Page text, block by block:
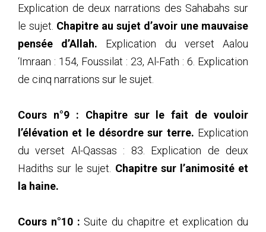
89 (89) Explication du livre Al-Kabaa-ir_2017_04_30
90 (90) Explication du livre Al-Kabaa-ir_2017_05_06
91 (91) Explication du livre Al-Kabaa-ir_2017_05_07
(92) Explication du livre Al-Kabaa-ir_2017_05_13
93 (93) Explication du livre Al-Kabaa-ir_2017_05_14
94
(94) Explication du livre Al-Kabaa-ir_2017_05_20
Explication de deux narrations des Sahabahs sur
le sujet. Chapitre au sujet d’avoir une mauvaise
pensée d’Allah. Explication du verset Aalou
‘Imraan : 154, Foussilat : 23, Al-Fath : 6. Explication
de cinq narrations sur le sujet.
Cours n°9 :
Chapitre sur le fait de vouloir
l’élévation et le désordre sur terre. Explication
du verset Al-Qassas : 83. Explication de deux
Hadiths sur le sujet. Chapitre sur l’animosité et
la haine.
Cours n°10 : Suite du chapitre et explication du